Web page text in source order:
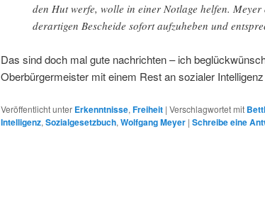
den Hut werfe, wolle in einer Notlage helfen.
derartigen Bescheide sofort aufzuheben und
Das sind doch mal gute nachrichten – ich
Oberbürgermeister mit einem Rest an sozialer
Veröffentlicht unter Erkenntnisse, Freiheit | Verschlagwortet mit
Intelligenz, Sozialgesetzbuch, Wolfgang Meyer | Schreibe eine